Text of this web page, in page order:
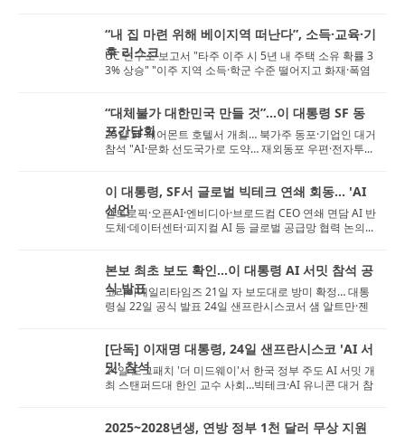
“내 집 마련 위해 베이지역 떠난다”, 소득·교육·기
후 리스크
UC 연구소 보고서 "타주 이주 시 5년 내 주택 소유 확률 3
3% 상승" "이주 지역 소득·학군 수준 떨어지고 화재·폭염
“대체불가 대한민국 만들 것”…이 대통령 SF 동
포간담회
25일 SF 페어몬트 호텔서 개최… 북가주 동포·기업인 대거
참석 "AI·문화 선도국가로 도약… 재외동포 우편·전자투...
이 대통령, SF서 글로벌 빅테크 연쇄 회동… 'AI
선언'
앤트로픽·오픈AI·엔비디아·브로드컴 CEO 연쇄 면담 AI 반
도체·데이터센터·피지컬 AI 등 글로벌 공급망 협력 논의...
본보 최초 보도 확인…이 대통령 AI 서밋 참석 공
식 발표
코리아데일리타임즈 21일 자 보도대로 방미 확정… 대통
령실 22일 공식 발표 24일 샌프란시스코서 샘 알트만·젠
[단독] 이재명 대통령, 24일 샌프란시스코 'AI 서
밋' 참석
24일 도그패치 '더 미드웨이'서 한국 정부 주도 AI 서밋 개
최 스탠퍼드대 한인 교수 사회…빅테크·AI 유니콘 대거 참
2025~2028년생, 연방 정부 1천 달러 무상 지원